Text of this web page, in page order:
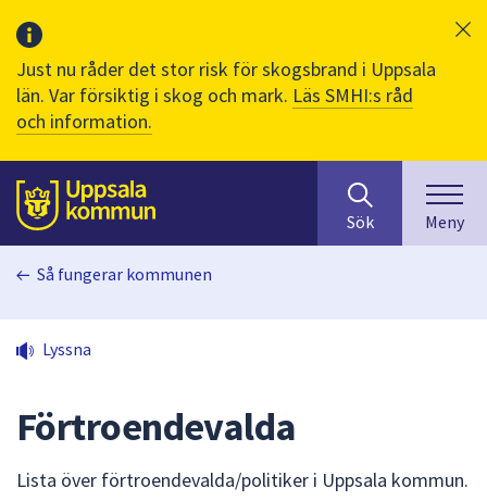
Just nu råder det stor risk för skogsbrand i Uppsala
län. Var försiktig i skog och mark. Läs SMHI:s råd
och information.
Till sidans
huvudinnehåll
efter
innehåll
på
sökförslag
Sök Meny
Så fungerar kommunen
Lyssna
Förtroendevalda
Lista över förtroendevalda/politiker i Uppsala kommun.